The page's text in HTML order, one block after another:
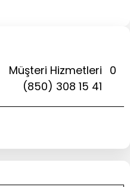
Müşteri Hizmetleri 0
(850) 308 15 41